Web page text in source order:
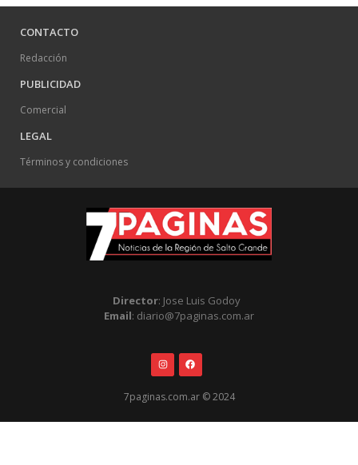
CONTACTO
Redacción
PUBLICIDAD
Comercial
LEGAL
Términos y condiciones
Director: Jose Luis Godoy
Email: diario@7paginas.com.ar
7paginas.com.ar © 2024